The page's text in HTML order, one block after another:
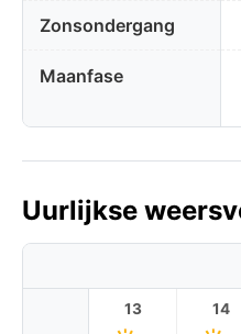
Zonsondergang
Maanfase
Uurlijkse
13 14